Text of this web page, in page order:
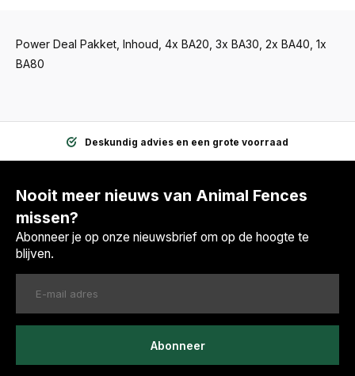
Power Deal Pakket, Inhoud, 4x BA20, 3x BA30, 2x BA40, 1x
BA80
Deskundig advies en een grote voorraad
Nooit meer nieuws van Animal Fences
missen?
Abonneer je op onze nieuwsbrief om op de hoogte te
blijven.
Abonneer